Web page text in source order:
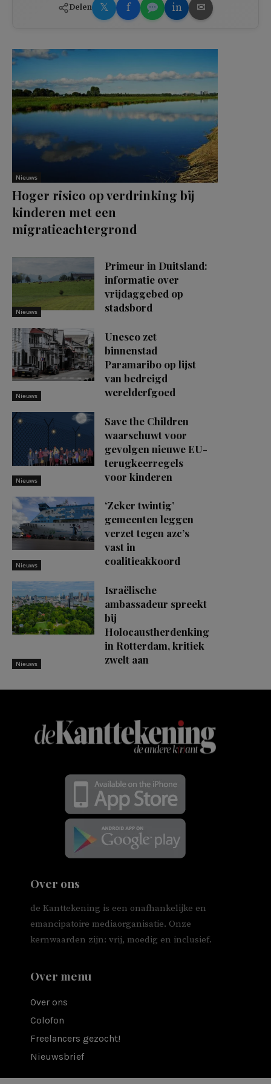
Delen 𝕏 f in ✉
Nieuws
Hoger risico op verdrinking bij
kinderen met een
migratieachtergrond
Nieuws
Primeur in Duitsland:
informatie over
vrijdaggebed op
stadsbord
Nieuws
Unesco zet
binnenstad
Paramaribo op lijst
van bedreigd
werelderfgoed
Nieuws
Save the Children
waarschuwt voor
gevolgen nieuwe EU-
terugkeerregels
voor kinderen
Nieuws
‘Zeker twintig’
gemeenten leggen
verzet tegen azc’s
vast in
coalitieakkoord
Nieuws
Israëlische
ambassadeur spreekt
bij
Holocaustherdenking
in Rotterdam, kritiek
zwelt aan
Over ons
de Kanttekening is een onafhankelijke en
emancipatoire mediaorganisatie. Onze
kernwaarden zijn: vrij, moedig en inclusief.
Over menu
Over ons
Colofon
Freelancers gezocht!
Nieuwsbrief